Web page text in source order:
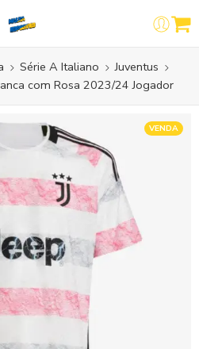
Série A Italiano
Juventus
com Rosa 2023/24 Jogador
VENDA